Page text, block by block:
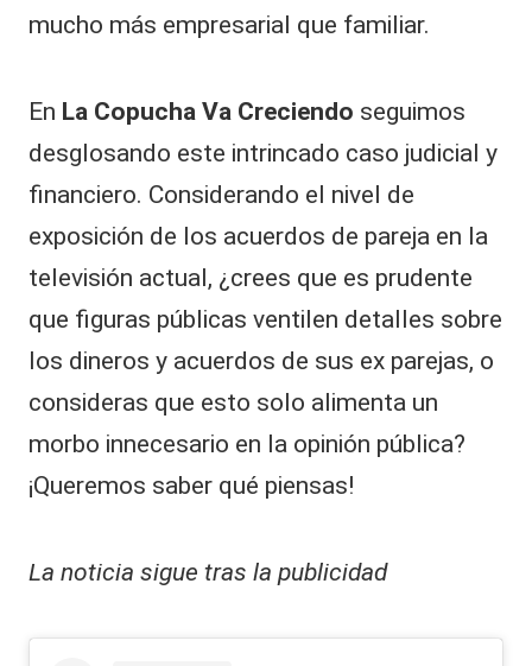
mucho más empresarial que familiar.
En La Copucha Va Creciendo seguimos
desglosando este intrincado caso judicial y
financiero. Considerando el nivel de
exposición de los acuerdos de pareja en la
televisión actual, ¿crees que es prudente
que figuras públicas ventilen detalles sobre
los dineros y acuerdos de sus ex parejas, o
consideras que esto solo alimenta un
morbo innecesario en la opinión pública?
¡Queremos saber qué piensas!
La noticia sigue tras la publicidad